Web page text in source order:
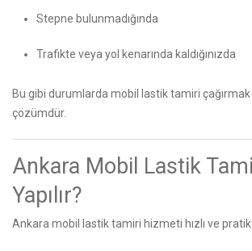
Stepne bulunmadığında
Trafikte veya yol kenarında kaldığınızda
Bu gibi durumlarda mobil lastik tamiri
çözümdür.
Ankara Mobil Lastik
Yapılır?
Ankara mobil lastik tamiri hizmeti hızlı ve